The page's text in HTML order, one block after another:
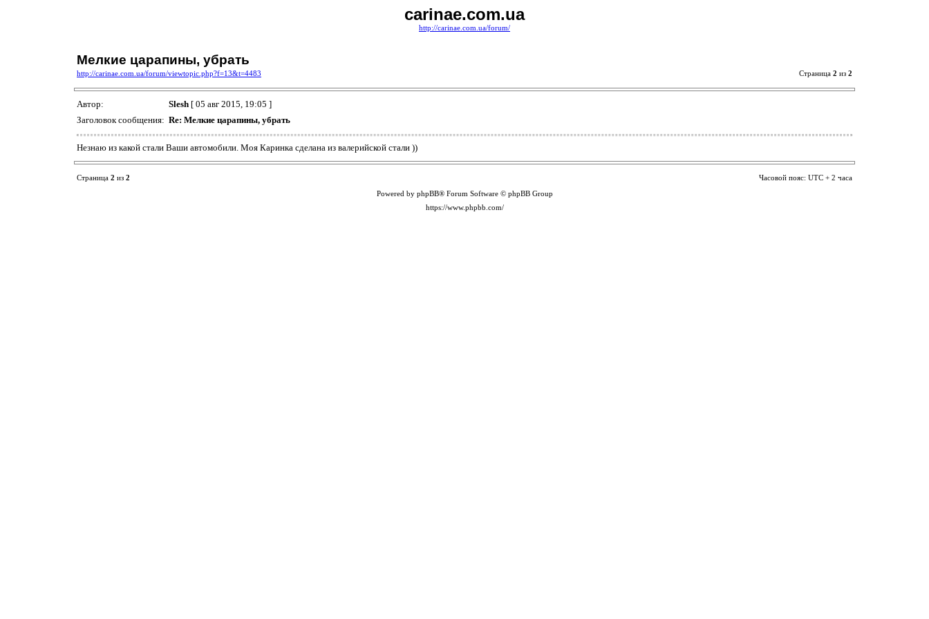
carinae.com.ua
http://carinae.com.ua/forum/
Мелкие царапины, убрать
http://carinae.com.ua/forum/viewtopic.php?f=13&t=4483 Страница 2 из 2
Автор: Slesh [ 05 авг 2015, 19:05 ]
Заголовок сообщения: Re: Мелкие царапины, убрать
Незнаю из какой стали Ваши автомобили. Моя Каринка сделана из валерийской стали ))
Страница 2 из 2 Часовой пояс: UTC + 2 часа
Powered by phpBB® Forum Software © phpBB Group
https://www.phpbb.com/